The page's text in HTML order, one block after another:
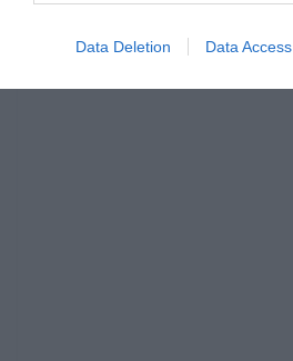
Data Deletion Data Access
Hirdetés